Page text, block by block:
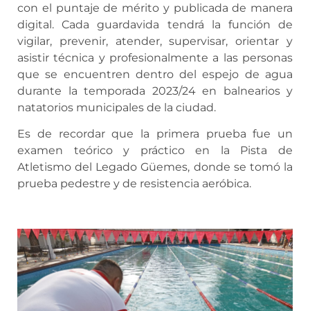
con el puntaje de mérito y publicada de manera
digital. Cada guardavida tendrá la función de
vigilar, prevenir, atender, supervisar, orientar y
asistir técnica y profesionalmente a las personas
que se encuentren dentro del espejo de agua
durante la temporada 2023/24 en balnearios y
natatorios municipales de la ciudad.
Es de recordar que la primera prueba fue un
examen teórico y práctico en la Pista de
Atletismo del Legado Güemes, donde se tomó la
prueba pedestre y de resistencia aeróbica.